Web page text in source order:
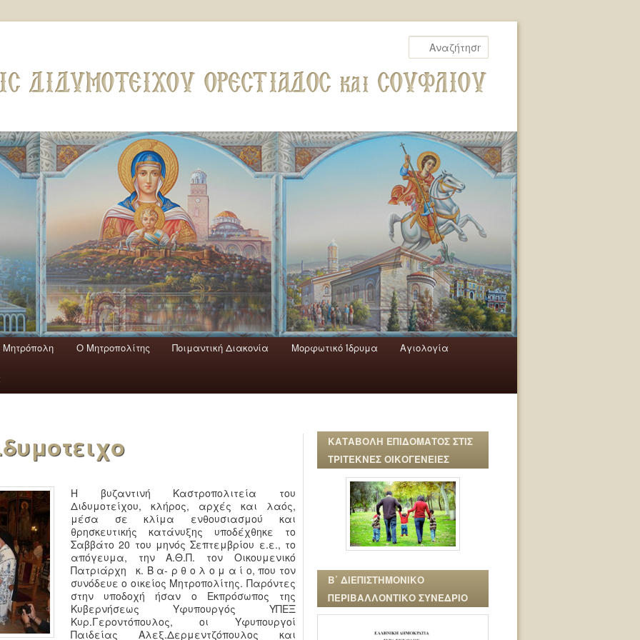
Mητρόπολη Ο Mητροπολίτης Ποιμαντική Διακονία Μορφωτικό Ίδρυμα Αγιολογία
Η βυζαντινή Καστροπολιτεία του
Διδυμοτείχου, κλήρος, αρχές και λαός,
μέσα σε κλίμα ενθουσιασμού και
θρησκευτικής κατάνυξης υποδέχθηκε το
Σαββάτο 20 του μηνός Σεπτεμβρίου ε.ε., το
απόγευμα, την Α.Θ.Π. τον Οικουμενικό
Πατριάρχη κ. Β α- ρ θ ο λ o μ α ί ο, που τον
συνόδευε ο οικείος Μητροπολίτης. Παρόντες
στην υποδοχή ήσαν ο Εκπρόσωπος της
Κυβερνήσεως Υφυπουργός ΥΠΕΞ
Κυρ.Γεροντόπουλος, οι Υφυπουργοί
Παιδείας Αλεξ.Δερμεντζόπουλος και
ΚΑΤΑΒΟΛΗ ΕΠΙΔΟΜΑΤΟΣ ΣΤΙΣ
ΤΡΙΤΕΚΝΕΣ ΟΙΚΟΓΕΝΕΙΕΣ
Β΄ ΔΙΕΠΙΣΤΗΜΟΝΙΚΟ
ΠΕΡΙΒΑΛΛΟΝΤΙΚΟ ΣΥΝΕΔΡΙΟ